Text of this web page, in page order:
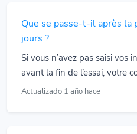
Que se passe-t-il après la
jours ?
Si vous n’avez pas saisi vos
avant la fin de l’essai, votre
Actualizado 1 año hace